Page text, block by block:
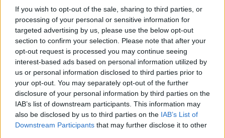
If you wish to opt-out of the sale, sharing to third parties, or
processing of your personal or sensitive information for
targeted advertising by us, please use the below opt-out
section to confirm your selection. Please note that after your
opt-out request is processed you may continue seeing
interest-based ads based on personal information utilized by
us or personal information disclosed to third parties prior to
your opt-out. You may separately opt-out of the further
disclosure of your personal information by third parties on the
IAB’s list of downstream participants. This information may
also be disclosed by us to third parties on the IAB’s List of
Downstream Participants that may further disclose it to other
nebuvo rastas.
Atliekamas ikiteisminis tyrimas dėl
nužudymo.
Pagal Baudžiamąjį kodeksą, tas, kas nužudė
kitą žmogų, baudžiamas laisvės atėmimu nuo
septynerių iki penkiolikos metų.